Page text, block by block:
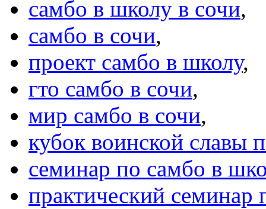
самбо в школу в сочи,
самбо в сочи,
проект самбо в школу,
гто самбо в сочи,
мир самбо в сочи,
кубок воинской славы
семинар по самбо в
практический семинар